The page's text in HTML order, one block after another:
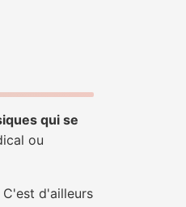
qui se
ou
d'ailleurs